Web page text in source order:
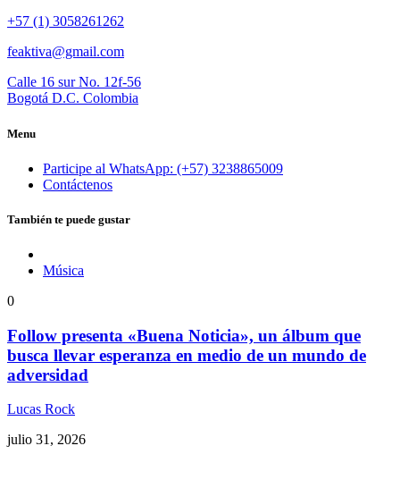
+57 (1) 3058261262
feaktiva@gmail.com
Calle 16 sur No. 12f-56
Bogotá D.C. Colombia
Menu
Participe al WhatsApp: (+57) 3238865009
Contáctenos
También te puede gustar
Música
0
Follow presenta «Buena Noticia», un álbum que
busca llevar esperanza en medio de un mundo de
adversidad
Lucas Rock
julio 31, 2026